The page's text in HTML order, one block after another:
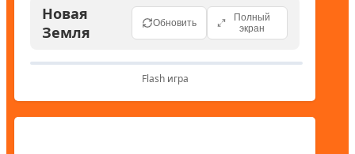
Новая
Земля
Обновить
Полный
экран
Flash игра